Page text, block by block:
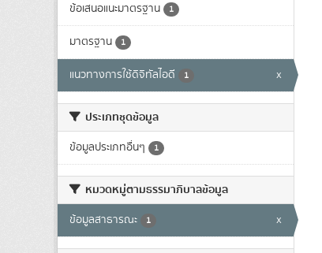
ข้อเสนอแนะมาตรฐาน 1
มาตรฐาน 1
แนวทางการใช้ดิจิทัลไอดี 1 x
ประเภทชุดข้อมูล
ข้อมูลประเภทอื่นๆ 1
หมวดหมู่ตามธรรมาภิบาลข้อมูล
ข้อมูลสาธารณะ 1 x